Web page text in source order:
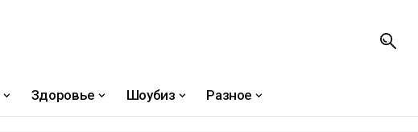
Здоровье Шоубиз Разное